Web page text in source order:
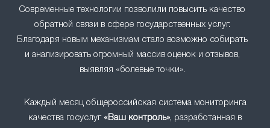
Современные технологии позволили повысить качество
обратной связи в сфере государственных услуг.
Благодаря новым механизмам стало возможно собирать
и анализировать огромный массив оценок и отзывов,
выявляя «болевые точки».
Каждый месяц общероссийская система мониторинга
качества госуслуг «Ваш контроль», разработанная в